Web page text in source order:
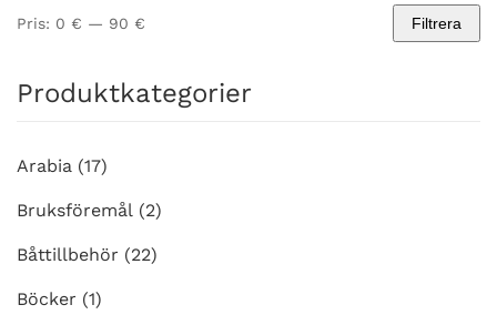
Min
Max
Filtrera
Pris: 0 € — 90 €
Produktkategorier
Arabia (17)
Bruksföremål (2)
Båttillbehör (22)
Böcker (1)